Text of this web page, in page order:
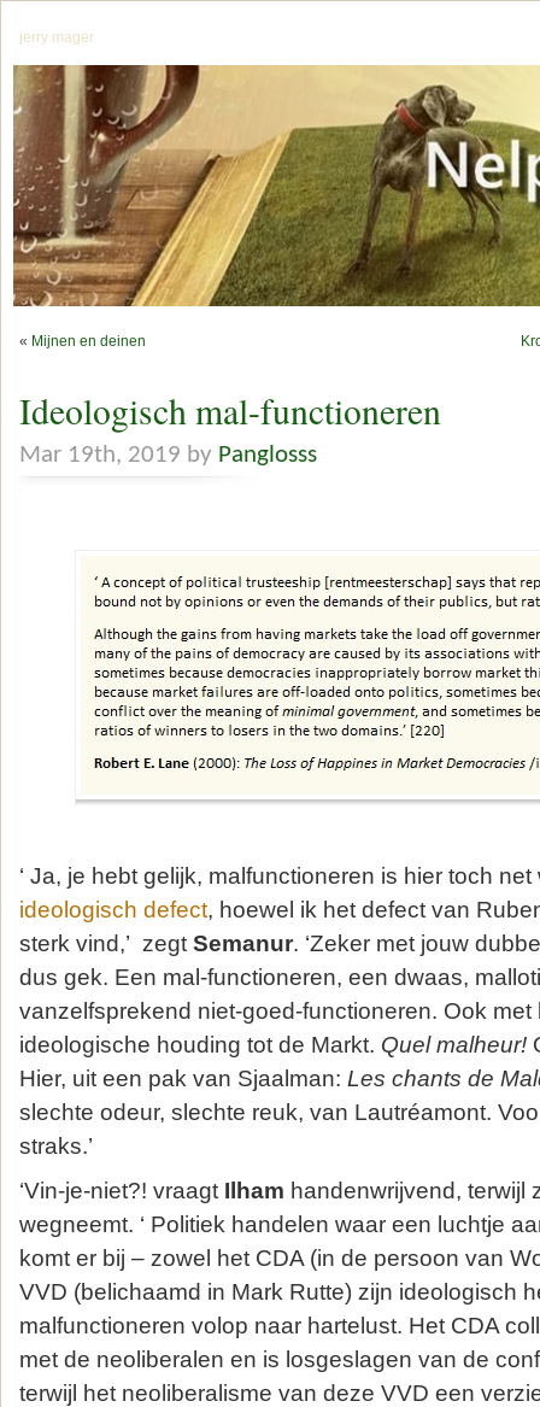
jerry mager
« Mijnen en deinen
Ideologisch mal-functioneren
Mar 19th, 2019 by Panglosss
‘ Ja, je hebt gelijk, malfunctioneren is hier toch
ideologisch defect, hoewel ik het defect van
sterk vind,’ zegt Semanur. ‘Zeker met jouw
dus gek. Een mal-functioneren, een dwaas,
vanzelfsprekend niet-goed-functioneren. Ook met
ideologische houding tot de Markt. Quel malheur!
Hier, uit een pak van Sjaalman: Les chants de
slechte odeur, slechte reuk, van Lautréamont.
straks.’
‘Vin-je-niet?! vraagt Ilham handenwrijvend, terwijl
wegneemt. ‘ Politiek handelen waar een luchtje
komt er bij – zowel het CDA (in de persoon van
VVD (belichaamd in Mark Rutte) zijn ideologisch
malfunctioneren volop naar hartelust. Het CDA
met de neoliberalen en is losgeslagen van de
terwijl het neoliberalisme van deze VVD een